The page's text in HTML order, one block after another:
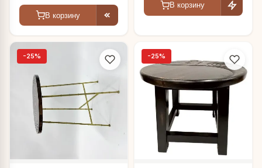
В корзину
В корзину
-25% -25%